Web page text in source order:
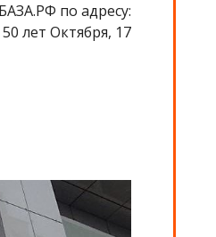
по адресу:
лет Октября, 17